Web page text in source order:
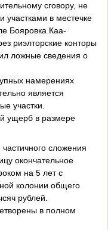
сговору, не
участками в местечке
Бояровка Каа-
риэлторские конторы
ложные сведения о
намерениях
является
участки.
ущерб в размере
сложения
окончательное
на 5 лет с
колонии общего
рублей.
в полном